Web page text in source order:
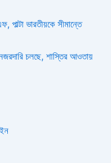
পাল্টা ভারতীয়কে সীমান্তে
চলছে, শাস্তির আওতায়